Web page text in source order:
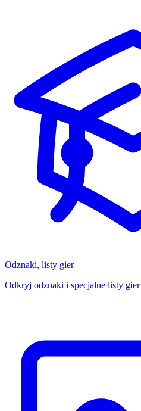
Odznaki, listy gier
Odkryj odznaki i specjalne listy gier